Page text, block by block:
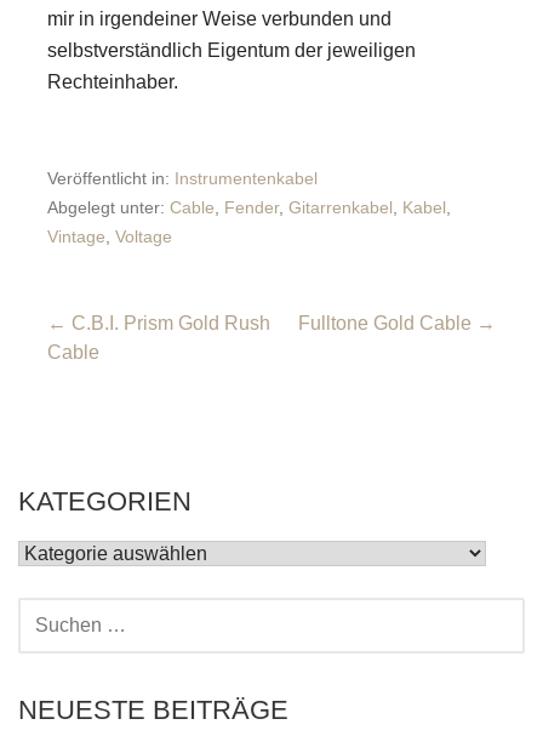
mir in irgendeiner Weise verbunden und
selbstverständlich Eigentum der jeweiligen
Rechteinhaber.
Veröffentlicht in: Instrumentenkabel
Abgelegt unter: Cable Fender, Gitarrenkabel Kabel
Vintage Voltage
Beitragsnavigation
← C.B.I. Prism Gold Rush
Cable
Fulltone Gold Cable →
KATEGORIEN
KATEGORIEN
NEUESTE BEITRÄGE